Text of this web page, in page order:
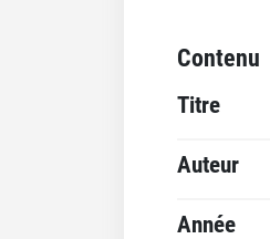
Contenu
Titre
Auteur
Année